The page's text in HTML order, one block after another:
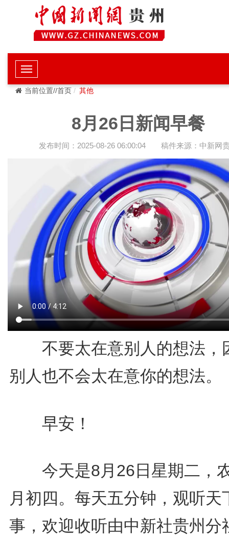
当前位置//首页 其他
8月26日新闻早餐
发布时间：2025-08-26 06:00:04 稿件来源：中新网
不要太在意别人的想法，
别人也不会太在意你的想法。
早安！
今天是8月26日星期二，
月初四。每天五分钟，观听天
事，欢迎收听由中新社贵州分